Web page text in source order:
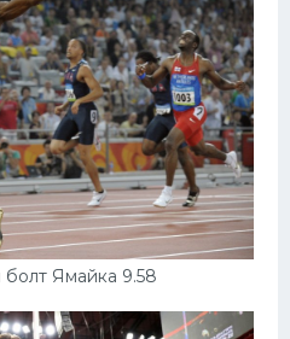
болт Ямайка 9.58